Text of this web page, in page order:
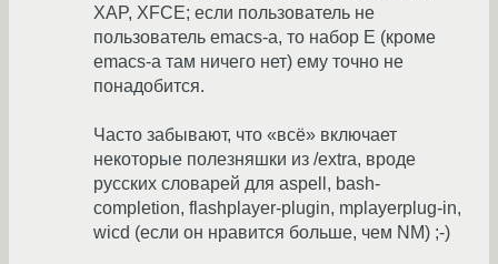
XAP, XFCE; если пользователь не
пользователь emacs-а, то набор E (кроме
emacs-а там ничего нет) ему точно не
понадобится.
Часто забывают, что «всё» включает
некоторые полезняшки из /extra, вроде
русских словарей для aspell, bash-
completion, flashplayer-plugin, mplayerplug-in,
wicd (если он нравится больше, чем NM) ;-)